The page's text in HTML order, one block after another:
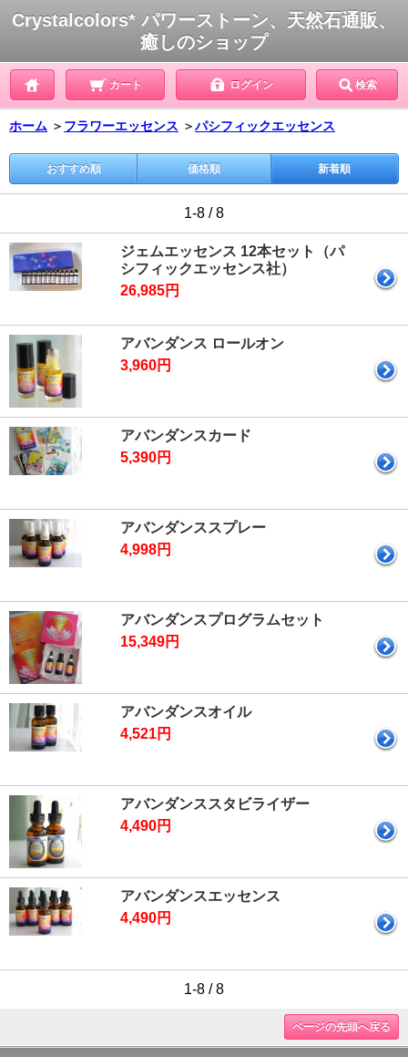
Crystalcolors* パワーストーン、天然石通販、
癒しのショップ
カート ログイン 検索
ホーム ＞ フラワーエッセンス ＞パシフィックエッセンス
おすすめ順 価格順 新着順
1-8 / 8
ジェムエッセンス 12本セット（パ
シフィックエッセンス社）
26,985円
アバンダンス ロールオン
3,960円
アバンダンスカード
5,390円
アバンダンススプレー
4,998円
アバンダンスプログラムセット
15,349円
アバンダンスオイル
4,521円
アバンダンススタビライザー
4,490円
アバンダンスエッセンス
4,490円
1-8 / 8
ページの先頭へ戻る